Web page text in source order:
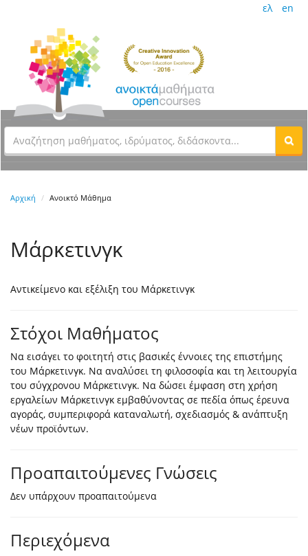
ελ en
Αρχική Ανοικτό Μάθημα
Μάρκετινγκ
Αντικείμενο και εξέλιξη του Μάρκετινγκ
Στόχοι Μαθήματος
Να εισάγει το φοιτητή στις βασικές έννοιες της επιστήμης
του Μάρκετινγκ. Να αναλύσει τη φιλοσοφία και τη λειτουργία
του σύγχρονου Μάρκετινγκ. Να δώσει έμφαση στη χρήση
εργαλείων Μάρκετινγκ εμβαθύνοντας σε πεδία όπως έρευνα
αγοράς, συμπεριφορά καταναλωτή, σχεδιασμός & ανάπτυξη
νέων προϊόντων.
Προαπαιτούμενες Γνώσεις
Δεν υπάρχουν προαπαιτούμενα
Περιεχόμενα